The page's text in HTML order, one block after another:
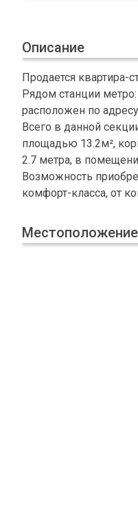
Описание
Продается
Рядом станции
расположен по
Всего в данной
площадью 13.2м²,
2.7 метра, в
Возможность
комфорт-класса, от
Местоположение